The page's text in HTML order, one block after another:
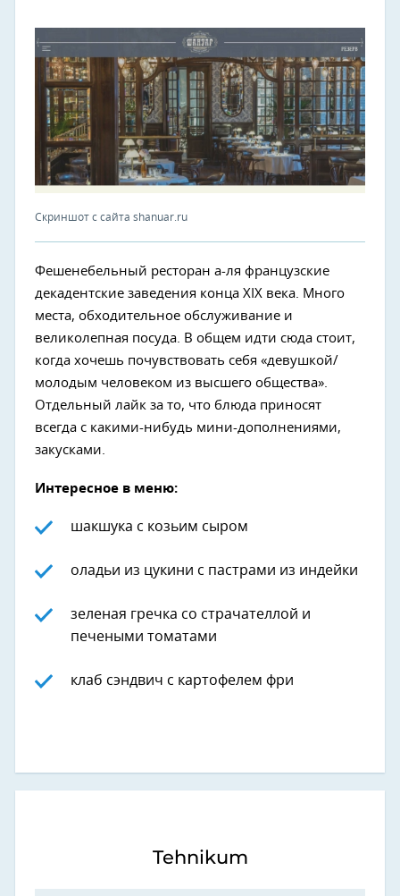
Скриншот с сайта shanuar.ru
Фешенебельный ресторан а-ля французские
декадентские заведения конца XIX века. Много
места, обходительное обслуживание и
великолепная посуда. В общем идти сюда стоит,
когда хочешь почувствовать себя «девушкой/
молодым человеком из высшего общества».
Отдельный лайк за то, что блюда приносят
всегда с какими-нибудь мини-дополнениями,
закусками.
Интересное в меню:
шакшука с козьим сыром
оладьи из цукини с пастрами из индейки
зеленая гречка со страчателлой и
печеными томатами
клаб сэндвич с картофелем фри
Tehnikum